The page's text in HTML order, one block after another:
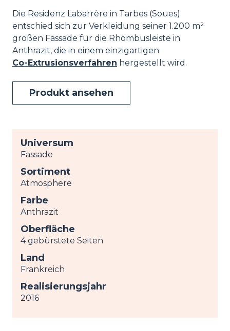
Die Residenz Labarrère in Tarbes (Soues)
entschied sich zur Verkleidung seiner 1.200 m²
großen Fassade für die Rhombusleiste in
Anthrazit, die in einem einzigartigen
Co-Extrusionsverfahren hergestellt wird.
Produkt ansehen
Universum
Fassade
Sortiment
Atmosphere
Farbe
Anthrazit
Oberfläche
4 gebürstete Seiten
Land
Frankreich
Realisierungsjahr
2016